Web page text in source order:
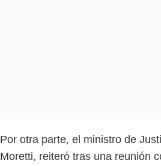
Por otra parte, el ministro de
Moretti, reiteró tras una reunión